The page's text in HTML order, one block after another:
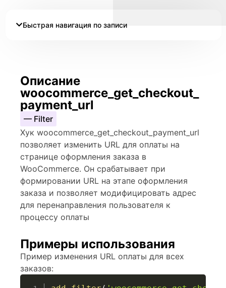
Быстрая навигация по записи
Описание
woocommerce_get_checkout_
payment_url
— Filter
Хук woocommerce_get_checkout_payment_url
позволяет изменить URL для оплаты на
странице оформления заказа в
WooCommerce. Он срабатывает при
формировании URL на этапе оформления
заказа и позволяет модифицировать адрес
для перенаправления пользователя к
процессу оплаты
Примеры использования
Пример изменения URL оплаты для всех
заказов: